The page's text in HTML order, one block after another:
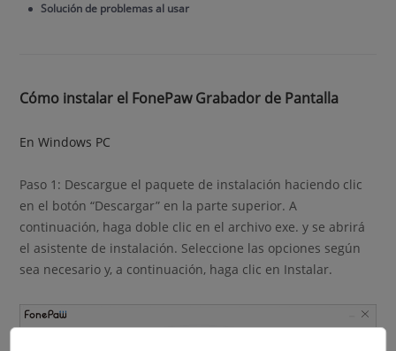
Solución de problemas al usar
Cómo instalar el FonePaw Grabador de Pantalla
En Windows PC
Paso 1: Descargue el paquete de instalación haciendo clic
en el botón “Descargar” en la parte superior. A
continuación, haga doble clic en el archivo exe. y se abrirá
el asistente de instalación. Seleccione las opciones según
sea necesario y, a continuación, haga clic en Instalar.